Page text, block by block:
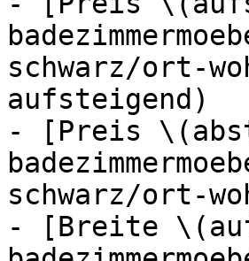
schwarz/ort-
aufsteigend)
- [Preis
schwarz/ort-
- [Breite